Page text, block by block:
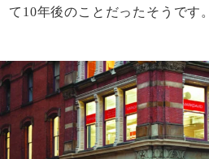
て10年後のことだったそうです。